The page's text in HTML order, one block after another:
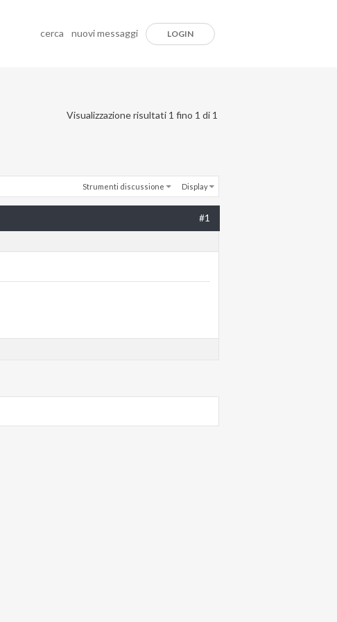
cerca nuovi messaggi LOGIN
Visualizzazione risultati 1 fino 1 di 1
Strumenti discussione Display
#1